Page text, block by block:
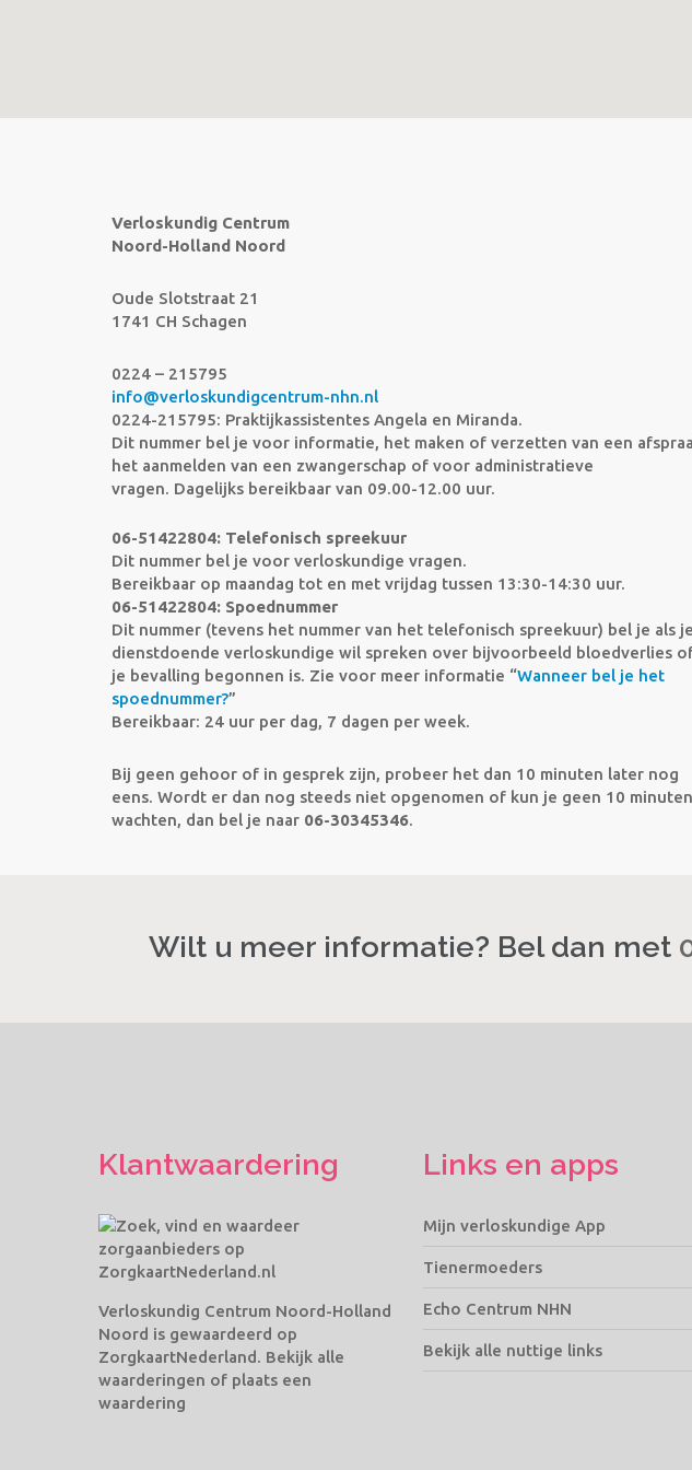
Verloskundig Centrum
Noord-Holland Noord
Oude Slotstraat 21
1741 CH Schagen
0224 – 215795
info@verloskundigcentrum-nhn.nl
0224-215795: Praktijkassistentes Angela en Miranda.
Dit nummer bel je voor informatie, het maken of verzetten van een
het aanmelden van een zwangerschap of voor administratieve
vragen. Dagelijks bereikbaar van 09.00-12.00 uur.
06-51422804: Telefonisch spreekuur
Dit nummer bel je voor verloskundige vragen.
Bereikbaar op maandag tot en met vrijdag tussen 13:30-14:30 uur.
06-51422804: Spoednummer
Dit nummer (tevens het nummer van het telefonisch spreekuur) bel je als
dienstdoende verloskundige wil spreken over bijvoorbeeld bloedverlies
je bevalling begonnen is. Zie voor meer informatie “Wanneer bel je het
spoednummer?”
Bereikbaar: 24 uur per dag, 7 dagen per week.
Bij geen gehoor of in gesprek zijn, probeer het dan 10 minuten later nog
eens. Wordt er dan nog steeds niet opgenomen of kun je geen 10 minuten
wachten, dan bel je naar 06-30345346.
Wilt u meer informatie? Bel dan met
Klantwaardering
Verloskundig Centrum Noord-Holland
Noord is gewaardeerd op
ZorgkaartNederland. Bekijk alle
waarderingen of plaats een
waardering
Links en apps
Mijn verloskundige App
Tienermoeders
Echo Centrum NHN
Bekijk alle nuttige links